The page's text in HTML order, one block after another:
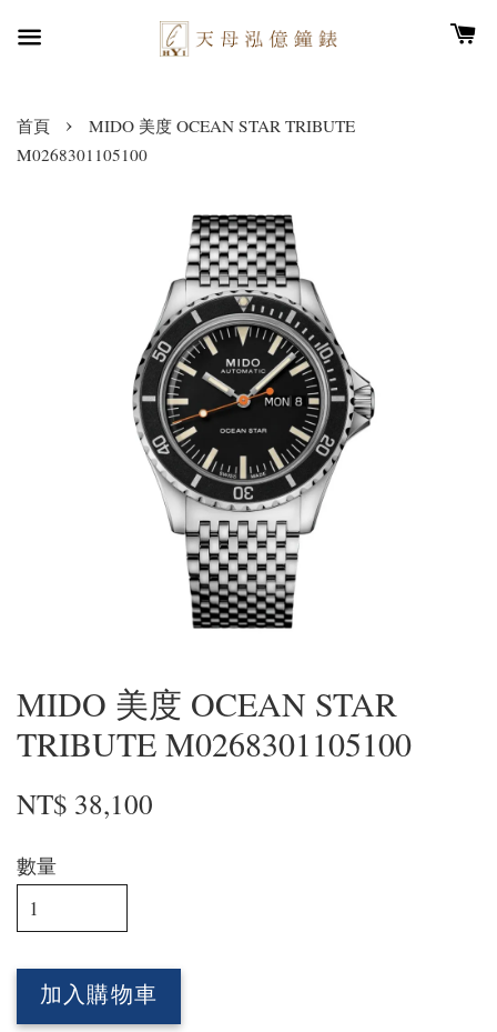
首頁 ›
MIDO 美度 OCEAN STAR TRIBUTE
M0268301105100
MIDO 美度 OCEAN STAR
TRIBUTE M0268301105100
NT$ 38,100
數量
加入購物車